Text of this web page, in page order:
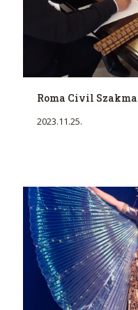
Roma Civil
2023.11.25.